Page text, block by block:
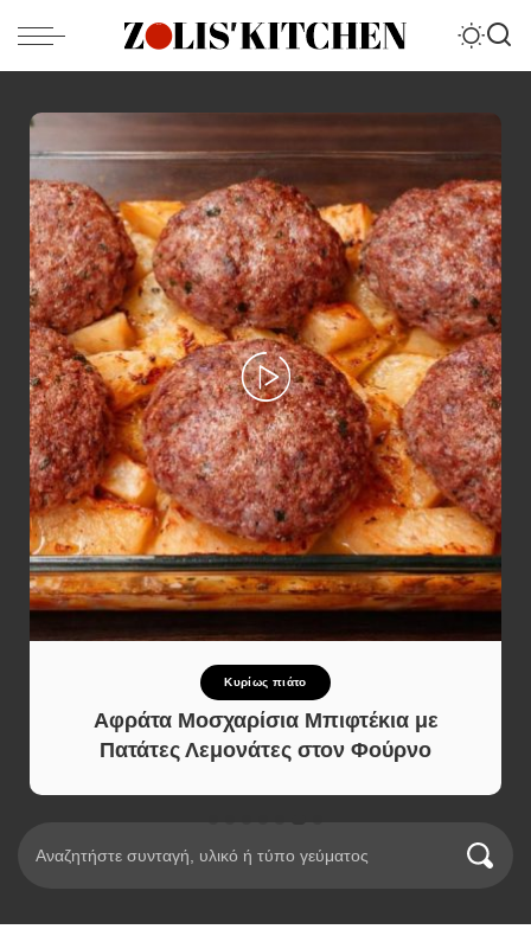
Κυρίως πιάτο
Αφράτα Μοσχαρίσια Μπιφτέκια με
Πατάτες Λεμονάτες στον Φούρνο